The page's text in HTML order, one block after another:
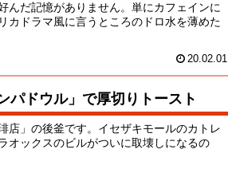
んだ記憶がありません。単にカフェインに
カドラマ風に言うところのドロ水を薄めた
20.02.01
パドウル」で厚切りトースト
店」の後釜です。イセザキモールのカトレ
オックスのビルがついに取壊しになるの